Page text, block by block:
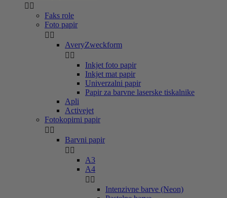
 
Faks role
Foto papir
 
AveryZweckform
 
Inkjet foto papir
Inkjet mat papir
Univerzalni papir
Papir za barvne laserske tiskalnike
Apli
Activejet
Fotokopirni papir
 
Barvni papir
 
A3
A4
 
Intenzivne barve (Neon)